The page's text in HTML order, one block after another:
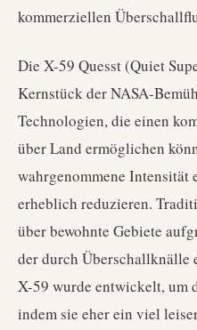
kommerziellen
Die X-59 Quesst (Quiet
Kernstück der NASA-
Technologien, die einen
über Land ermöglichen
wahrgenommene Intensität
erheblich reduzieren.
über bewohnte Gebiete
der durch Überschallknälle
X-59 wurde entwickelt, um
indem sie eher ein viel